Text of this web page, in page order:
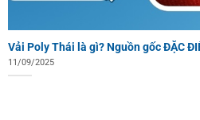
Vải Poly Thái là gì? Nguồn gốc ĐẶC
11/09/2025